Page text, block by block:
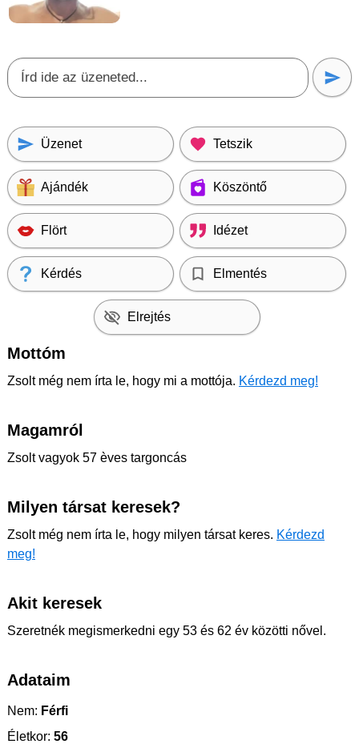
Üzenet Tetszik
Ajándék Köszöntő
Flört Idézet
Kérdés Elmentés
Elrejtés
Mottóm
Zsolt még nem írta le, hogy mi a mottója. Kérdezd meg!
Magamról
Zsolt vagyok 57 èves targoncás
Milyen társat keresek?
Zsolt még nem írta le, hogy milyen társat keres. Kérdezd
meg!
Akit keresek
Szeretnék megismerkedni egy 53 és 62 év közötti nővel.
Adataim
Nem: Férfi
Életkor: 56